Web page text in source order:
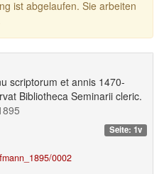
ist abgelaufen. Sie arbeiten
scriptorum et annis 1470-
Bibliotheca Seminarii cleric.
Seite: 1v
0002